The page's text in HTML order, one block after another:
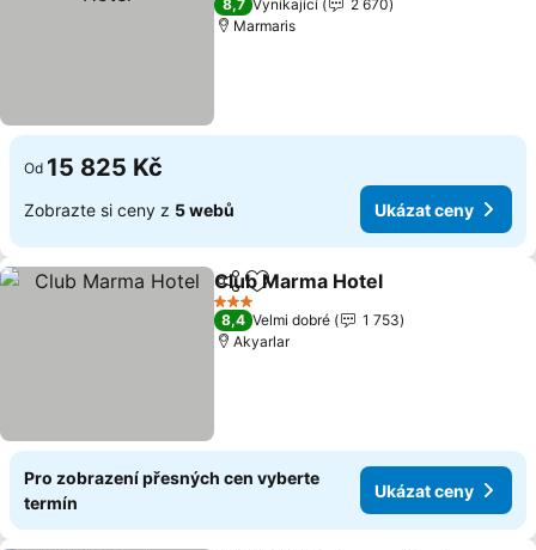
8,7 Vynikající
2 670
Marmaris
Od 15 825 Kč
Zobrazte si ceny z 5 webů Ukázat ceny
SdíletPřidat na seznam oblíbených
Club Marma Hotel
3 Počet hvězdiček
8,4 Velmi dobré
1 753
Akyarlar
Pro zobrazení přesných cen vyberte
termín
Ukázat ceny